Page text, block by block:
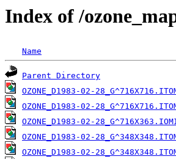
Index of /
Name
Parent Directory
OZONE_D1983-02-
OZONE_D1983-02-
OZONE_D1983-02-
OZONE_D1983-02-
OZONE_D1983-02-